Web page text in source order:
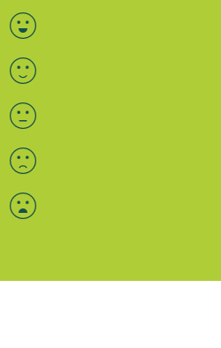
Bewertung auswählen